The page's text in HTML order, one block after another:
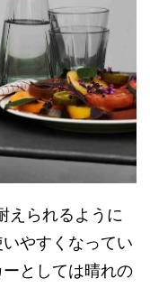
えられるように
やすくなってい
としては晴れの